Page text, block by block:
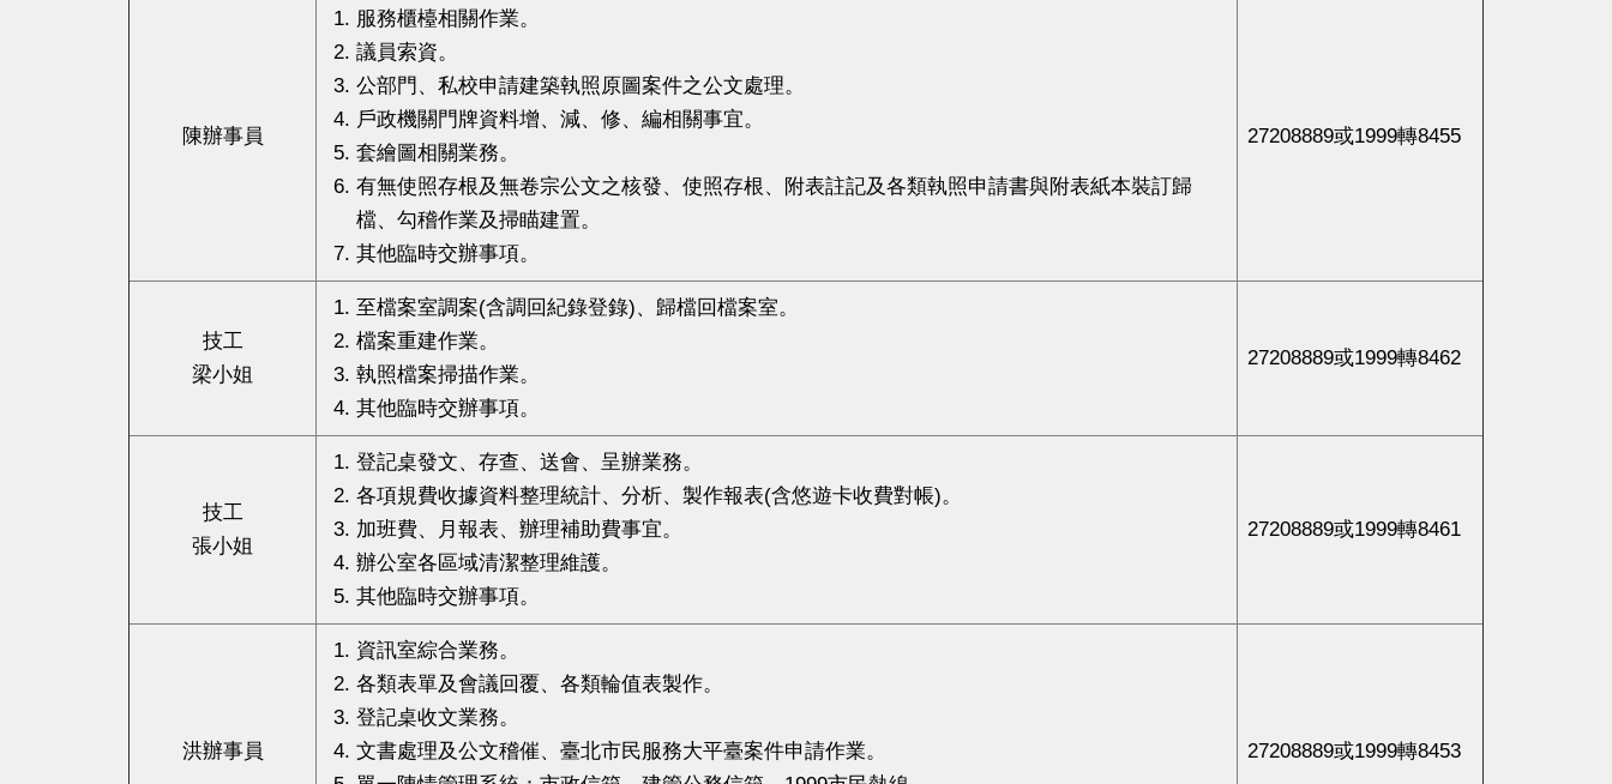
陳辦事員
服務櫃檯相關作業。
議員索資。
公部門、私校申請建築執照原圖案件之公文處理。
戶政機關門牌資料增、減、修、編相關事宜。
套繪圖相關業務。
有無使照存根及無卷宗公文之核發、使照存根、附表註記及各類執照申請書與附表紙本裝訂歸
檔、勾稽作業及掃瞄建置。
其他臨時交辦事項。
27208889或1999轉8455
技工
梁小姐
至檔案室調案(含調回紀錄登錄)、歸檔回檔案室。
檔案重建作業。
執照檔案掃描作業。
其他臨時交辦事項。
27208889或1999轉8462
技工
張小姐
登記桌發文、存查、送會、呈辦業務。
各項規費收據資料整理統計、分析、製作報表(含悠遊卡收費對帳)。
加班費、月報表、辦理補助費事宜。
辦公室各區域清潔整理維護。
其他臨時交辦事項。
27208889或1999轉8461
洪辦事員
資訊室綜合業務。
各類表單及會議回覆、各類輪值表製作。
登記桌收文業務。
文書處理及公文稽催、臺北市民服務大平臺案件申請作業。
27208889或1999轉8453